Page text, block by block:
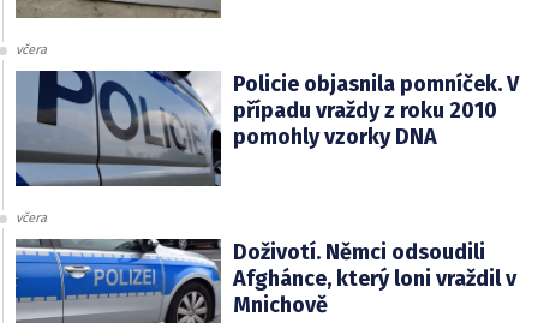
včera
Policie objasnila pomníček. V
případu vraždy z roku 2010
pomohly vzorky DNA
včera
Doživotí. Němci odsoudili
Afghánce, který loni vraždil v
Mnichově